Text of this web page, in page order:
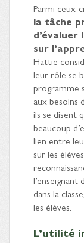
Parmi ceux-
la tâche
sur
Hattie
leur rôle se
programme
aux besoins
ils se disent
beaucoup
lien entre
sur les
l’enseignant
dans la
les élèves.
L’utilité